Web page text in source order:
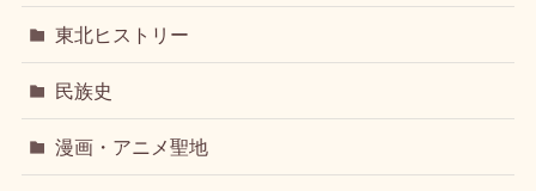
東北ヒストリー
民族史
漫画・アニメ聖地